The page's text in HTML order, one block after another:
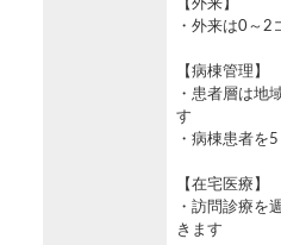
【外来】
・外来は0～2
【病棟管理】
・患者層は地
す
・病棟患者を
【在宅医療】
・訪問診療を
きます